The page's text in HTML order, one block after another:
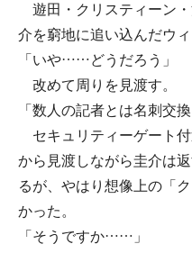
遊田・クリスティーン
介を窮地に追い込んだウ
「いや……どうだろう」
改めて周りを見渡す。
「数人の記者とは名刺交
セキュリティーゲート
から見渡しながら圭介は
るが、やはり想像上の「
かった。
「そうですか……」